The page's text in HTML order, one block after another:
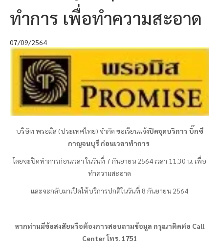
ทำการ เพื่อทำความสะอาด
07/09/2564
บริษัท พรอมิส(ประเทศไทย) จำกัด ขอเรียนแจ้งปิดจุดบริการ บิ๊กซี
กาญจนบุรี ก่อนเวลาทำการ
โดยจะปิดทำการก่อนเวลา ในวันที่ 7 กันยายน 2564 เวลา 11.30 น. เพื่อ
ทำความสะอาด
และจะกลับมาเปิดให้บริการปกติในวันที่ 8 กันยายน 2564
หากท่านมีข้อสงสัยหรือต้องการสอบถามข้อมูล กรุณาติดต่อ Call
Center โทร. 1751